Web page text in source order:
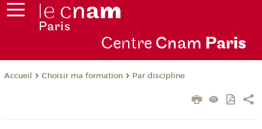
Centre Cnam Paris
Accueil Choisir ma formation Par discipline